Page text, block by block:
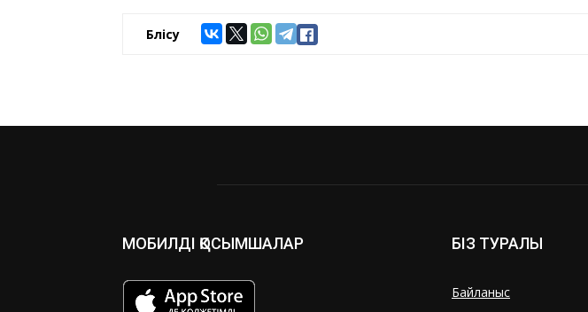
Бөлісу
МОБИЛДІ ҚОСЫМШАЛАР БІЗ ТУРАЛЫ
Байланыс